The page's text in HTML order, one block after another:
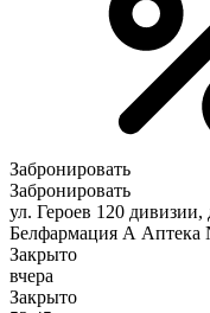
Забронировать
Забронировать
ул. Героев 120
Белфармация А Аптека
Закрыто
вчера
Закрыто